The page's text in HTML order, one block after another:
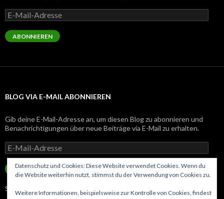
E-
Mail-
Adresse
ABONNIEREN
BLOG VIA E-MAIL ABONNIEREN
Gib deine E-Mail-Adresse an, um diesen Blog zu abonnieren und
Benachrichtigungen über neue Beiträge via E-Mail zu erhalten.
E-
Mail-
Adresse
ABONNIEREN
Schließe dich 143 anderen Abonnenten an
Datenschutz und Cookies: Diese Website verwendet Cookies. Wenn du
die Website weiterhin nutzt, stimmst du der Verwendung von Cookies zu.
Weitere Informationen, beispielsweise zur Kontrolle von Cookies, findest